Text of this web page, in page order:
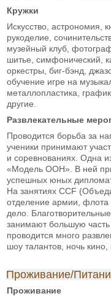
Кружки
Искусство, астрономия,
рукоделие,
музейный клуб,
шитье, симфонический,
оркестры, биг-бэнд,
обучение игре на
металлопластика,
другие.
Развлекательные
Проводится борьба за
ученики принимают
и соревнованиях. Одна
«Модель ООН». В ней
успешных юных
На занятиях CCF
отделение армии, флота
дело.
занимают большую
проводится много
шоу талантов, ночь кино,
Проживание/
Проживание